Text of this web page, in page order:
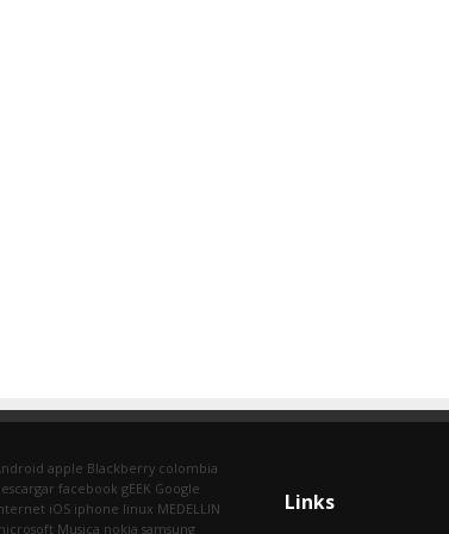
apple Blackberry colombia
facebook gEEK Google
iOS iphone linux MEDELLIN
Musica nokia samsung
Links